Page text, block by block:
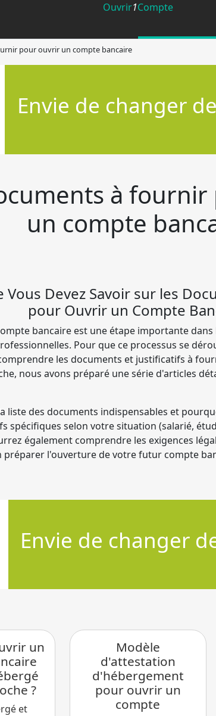
Ouvrir1Compte
pour ouvrir un compte bancaire
Jusqu'à280€
à
un compte
Vous Devez Savoir sur les
pour Ouvrir un Compte
bancaire est une étape importante dans
Pour que ce processus se
les documents et justificatifs à
nous avons préparé une série d'articles
liste des documents indispensables et
spécifiques selon votre situation (salarié,
également comprendre les exigences
préparer l'ouverture de votre futur compte
Jusqu'à280€
un
?
et
Modèle
d'attestation
d'hébergement
pour ouvrir un
compte